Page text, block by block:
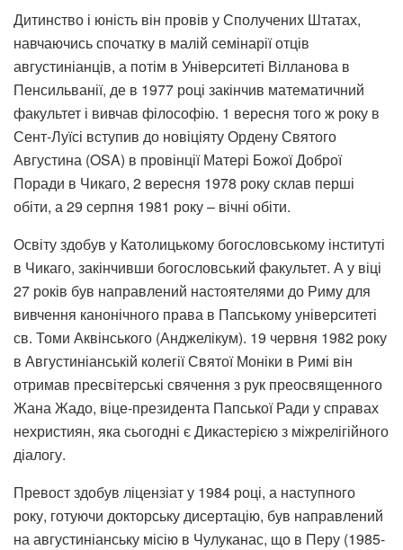
Дитинство і юність він провів у Сполучених Штатах,
навчаючись спочатку в малій семінарії отців
августиніанців, а потім в Університеті Вілланова в
Пенсильванії, де в 1977 році закінчив математичний
факультет і вивчав філософію. 1 вересня того ж року в
Сент-Луїсі вступив до новіціяту Ордену Святого
Августина (OSA) в провінції Матері Божої Доброї
Поради в Чикаго, 2 вересня 1978 року склав перші
обіти, а 29 серпня 1981 року – вічні обіти.
Освіту здобув у Католицькому богословському інституті
в Чикаго, закінчивши богословський факультет. А у віці
27 років був направлений настоятелями до Риму для
вивчення канонічного права в Папському університеті
св. Томи Аквінського (Анджелікум). 19 червня 1982 року
в Августиніанській колегії Святої Моніки в Римі він
отримав пресвітерські свячення з рук преосвященного
Жана Жадо, віце-президента Папської Ради у справах
нехристиян, яка сьогодні є Дикастерією з міжрелігійного
діалогу.
Превост здобув ліцензіат у 1984 році, а наступного
року, готуючи докторську дисертацію, був направлений
на августиніанську місію в Чулуканас, що в Перу (1985-